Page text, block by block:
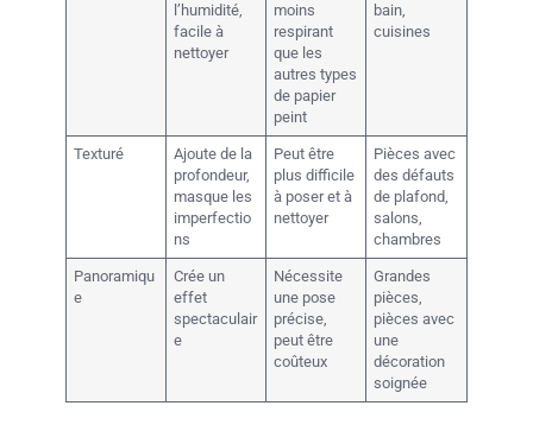
l’humidité,
facile à
nettoyer
moins
respirant
que les
autres types
de papier
peint
bain,
cuisines
Texturé
Ajoute de la
profondeur,
masque les
imperfectio
ns
Peut être
plus difficile
à poser et à
nettoyer
Pièces avec
des défauts
de plafond,
salons,
chambres
Panoramiqu
e
Crée un
effet
spectaculair
e
Nécessite
une pose
précise,
peut être
coûteux
Grandes
pièces,
pièces avec
une
décoration
soignée